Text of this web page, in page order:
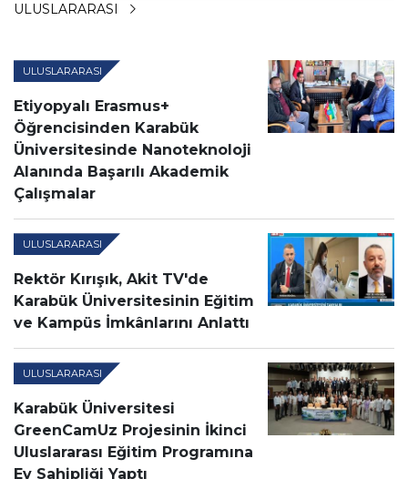
ULUSLARARASI
ULUSLARARASI
Etiyopyalı Erasmus+
Öğrencisinden Karabük
Üniversitesinde Nanoteknoloji
Alanında Başarılı Akademik
Çalışmalar
ULUSLARARASI
Rektör Kırışık, Akit TV'de
Karabük Üniversitesinin Eğitim
ve Kampüs İmkânlarını Anlattı
ULUSLARARASI
Karabük Üniversitesi
GreenCamUz Projesinin İkinci
Uluslararası Eğitim Programına
Ev Sahipliği Yaptı